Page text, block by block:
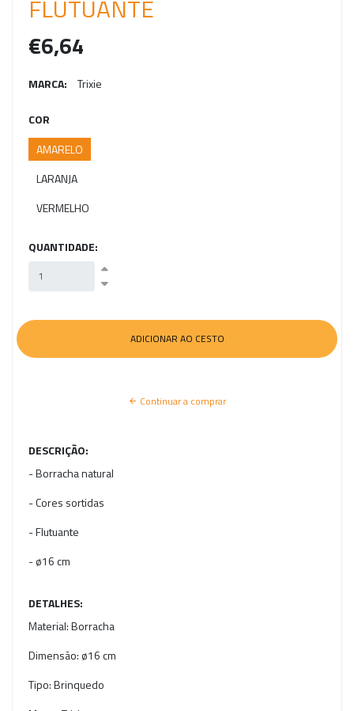
FLUTUANTE
€6,64
MARCA: Trixie
COR
AMARELO
LARANJA
VERMELHO
QUANTIDADE:
Continuar a comprar
DESCRIÇÃO:
- Borracha natural
- Cores sortidas
- Flutuante
- ø16 cm
DETALHES:
Material:Borracha
Dimensão:ø16 cm
Tipo:Brinquedo